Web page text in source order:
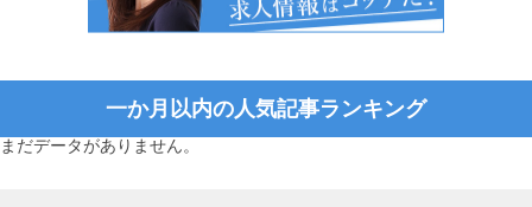
一か月以内の人気記事ランキング
まだデータがありません。